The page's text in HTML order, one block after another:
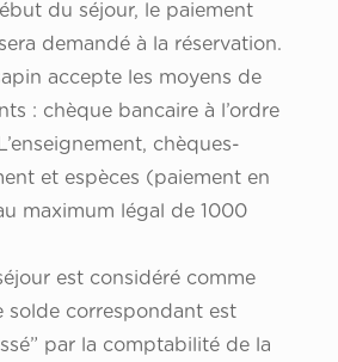
du séjour, le paiement
demandé à la réservation.
accepte les moyens de
: chèque bancaire à l’ordre
chèques-
et espèces (paiement en
maximum légal de 1000
est considéré comme
solde correspondant est
par la comptabilité de la